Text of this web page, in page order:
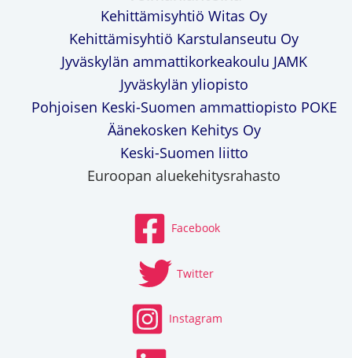
Kehittämisyhtiö Witas Oy
Kehittämisyhtiö Karstulanseutu Oy
Jyväskylän ammattikorkeakoulu JAMK
Jyväskylän yliopisto
Pohjoisen Keski-Suomen ammattiopisto POKE
Äänekosken Kehitys Oy
Keski-Suomen liitto
Euroopan aluekehitysrahasto
Facebook
Twitter
Instagram